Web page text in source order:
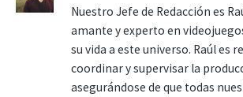
Nuestro Jefe de Redacción es
amante y experto en
su vida a este universo. Raúl es
coordinar y supervisar la
asegurándose de que todas